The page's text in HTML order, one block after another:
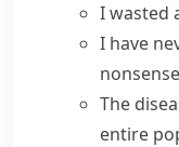
I wasted
I have
The
entire